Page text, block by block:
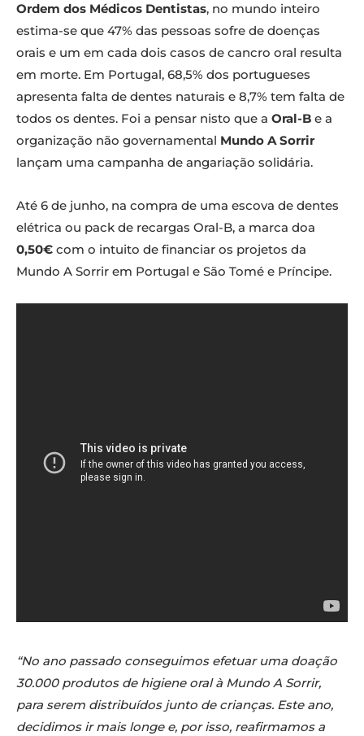
Ordem dos Médicos Dentistas, no mundo inteiro
estima-se que 47% das pessoas sofre de doenças
orais e um em cada dois casos de cancro oral resulta
em morte. Em Portugal, 68,5% dos portugueses
apresenta falta de dentes naturais e 8,7% tem falta de
todos os dentes. Foi a pensar nisto que a Oral-B e a
organização não governamental Mundo A Sorrir
lançam uma campanha de angariação solidária.
Até 6 de junho, na compra de uma escova de dentes
elétrica ou pack de recargas Oral-B, a marca doa
0,50€ com o intuito de financiar os projetos da
Mundo A Sorrir em Portugal e São Tomé e Príncipe.
“No ano passado conseguimos efetuar uma doação
30.000 produtos de higiene oral à Mundo A Sorrir,
para serem distribuídos junto de crianças. Este ano,
decidimos ir mais longe e, por isso, reafirmamos a